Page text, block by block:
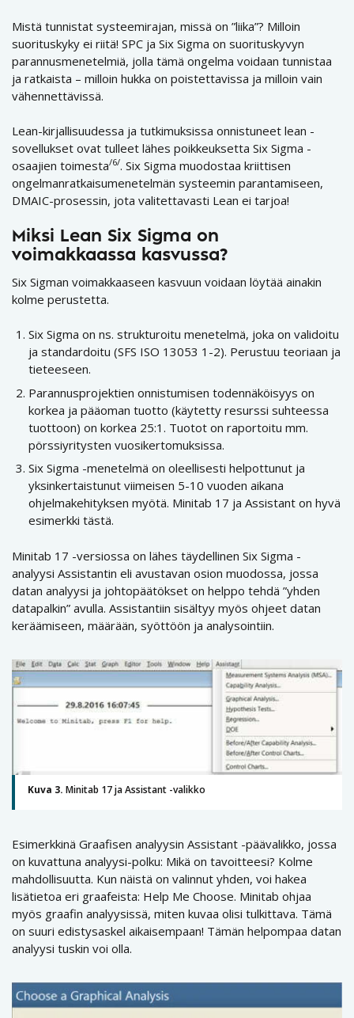
Mistä tunnistat systeemirajan, missä on ”liika”? Milloin
suorituskyky ei riitä! SPC ja Six Sigma on suorituskyvyn
parannusmenetelmiä, jolla tämä ongelma voidaan tunnistaa
ja ratkaista – milloin hukka on poistettavissa ja milloin vain
vähennettävissä.
Lean-kirjallisuudessa ja tutkimuksissa onnistuneet lean -
sovellukset ovat tulleet lähes poikkeuksetta Six Sigma -
osaajien toimesta/6/. Six Sigma muodostaa kriittisen
ongelmanratkaisumenetelmän systeemin parantamiseen,
DMAIC-prosessin, jota valitettavasti Lean ei tarjoa!
Miksi Lean Six Sigma on
voimakkaassa kasvussa?
Six Sigman voimakkaaseen kasvuun voidaan löytää ainakin
kolme perustetta.
Six Sigma on ns. strukturoitu menetelmä, joka on validoitu
ja standardoitu (SFS ISO 13053 1-2). Perustuu teoriaan ja
tieteeseen.
Parannusprojektien onnistumisen todennäköisyys on
korkea ja pääoman tuotto (käytetty resurssi suhteessa
tuottoon) on korkea 25:1. Tuotot on raportoitu mm.
pörssiyritysten vuosikertomuksissa.
Six Sigma -menetelmä on oleellisesti helpottunut ja
yksinkertaistunut viimeisen 5-10 vuoden aikana
ohjelmakehityksen myötä. Minitab 17 ja Assistant on hyvä
esimerkki tästä.
Minitab 17 -versiossa on lähes täydellinen Six Sigma -
analyysi Assistantin eli avustavan osion muodossa, jossa
datan analyysi ja johtopäätökset on helppo tehdä ”yhden
datapalkin” avulla. Assistantiin sisältyy myös ohjeet datan
keräämiseen, määrään, syöttöön ja analysointiin.
Kuva 3. Minitab 17 ja Assistant -valikko
Esimerkkinä Graafisen analyysin Assistant -päävalikko, jossa
on kuvattuna analyysi-polku: Mikä on tavoitteesi? Kolme
mahdollisuutta. Kun näistä on valinnut yhden, voi hakea
lisätietoa eri graafeista: Help Me Choose. Minitab ohjaa
myös graafin analyysissä, miten kuvaa olisi tulkittava. Tämä
on suuri edistysaskel aikaisempaan! Tämän helpompaa datan
analyysi tuskin voi olla.